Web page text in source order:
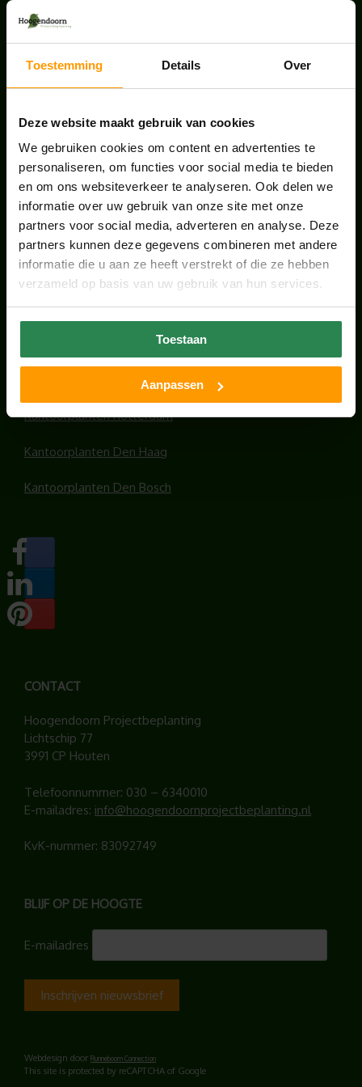
Toestemming Details Over
Deze website maakt gebruik van cookies
We gebruiken cookies om content en advertenties te
personaliseren, om functies voor social media te bieden
en om ons websiteverkeer te analyseren. Ook delen we
informatie over uw gebruik van onze site met onze
partners voor social media, adverteren en analyse. Deze
partners kunnen deze gegevens combineren met andere
informatie die u aan ze heeft verstrekt of die ze hebben
verzameld op basis van uw gebruik van hun services.
Toestaan
Aanpassen
ONS TEAM GROEIT VERDER
HANDIGE LINKS
Office plants
Kantoorplanten Utrecht
Kantoorplanten Amsterdam
Kantoorplanten Amersfoort
Kantoorplanten Rotterdam
Kantoorplanten Den Haag
Kantoorplanten Den Bosch
CONTACT
Hoogendoorn Projectbeplanting
Lichtschip 77
3991 CP Houten
Telefoonnummer: 030 – 6340010
E-mailadres: info@hoogendoornprojectbeplanting.nl
KvK-nummer: 83092749
BLIJF OP DE HOOGTE
E-mailadres
Webdesign door Runneboom Connection
This site is protected by reCAPTCHA of Google